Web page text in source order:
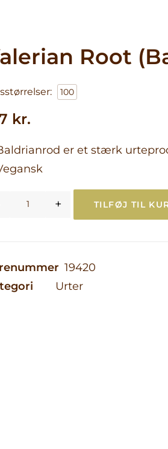
Skønhed
Aktiv livsstil og
Fordøjelse &
Godt at vide
Root
100
kr.
er et stærk
+ TILFØJ TIL
19420
Urter